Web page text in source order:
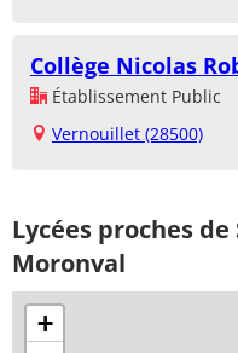
Collège Nicolas
Établissement Public
Vernouillet (28500)
Lycées proches
Moronval
+